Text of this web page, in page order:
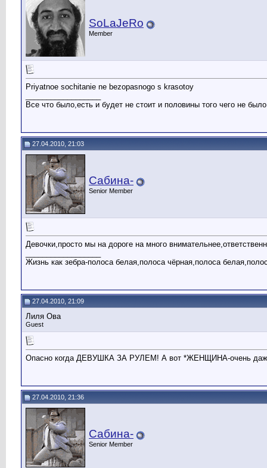
SoLaJeRo
Member
Priyatnoe sochitanie ne bezopasnogo s krasotoy
Все что было,есть и будет не стоит и половины того чего не
27.04.2010, 21:03
Сабина-
Senior Member
Девочки,просто мы на дороге на много
Жизнь как зебра-полоса белая,полоса чёрная,полоса
27.04.2010, 21:09
Лиля Ова
Guest
Опасно когда ДЕВУШКА ЗА РУЛЕМ! А вот *ЖЕНЩИНА-очень
27.04.2010, 21:36
Сабина-
Senior Member